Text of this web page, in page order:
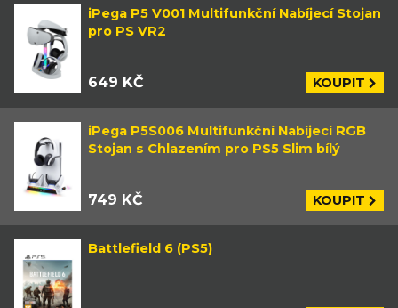
iPega P5 V001 Multifunkční Nabíjecí Stojan
pro PS VR2
649 KČ KOUPIT
iPega P5S006 Multifunkční Nabíjecí RGB
Stojan s Chlazením pro PS5 Slim bílý
749 KČ KOUPIT
Battlefield 6 (PS5)